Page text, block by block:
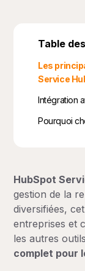
Table
Les
Service
Intégration
Pourquoi
HubSpot
gestion de la
diversifiées,
entreprises et
les autres
complet pour